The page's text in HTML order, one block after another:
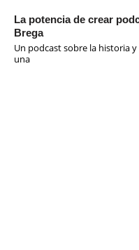
La potencia de crear
Brega
Un podcast sobre la historia
una